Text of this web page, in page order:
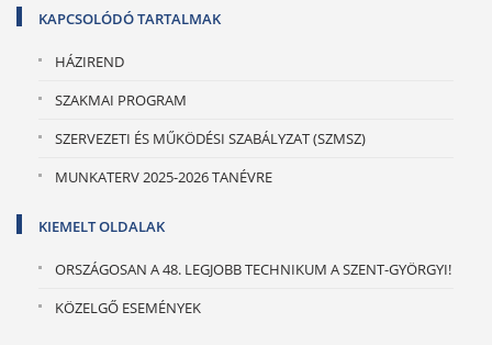
KAPCSOLÓDÓ TARTALMAK
HÁZIREND
SZAKMAI PROGRAM
SZERVEZETI ÉS MŰKÖDÉSI SZABÁLYZAT (SZMSZ)
MUNKATERV 2025-2026 TANÉVRE
KIEMELT OLDALAK
ORSZÁGOSAN A 48. LEGJOBB TECHNIKUM A SZENT-GYÖRGYI!
KÖZELGŐ ESEMÉNYEK